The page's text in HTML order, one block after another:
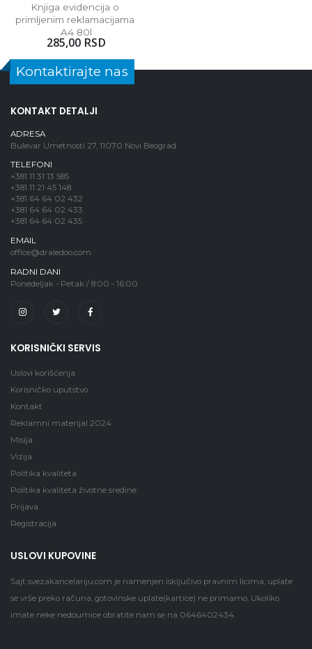
Knjiga evidencija o
primljenim reklamacijama
A4 80l
285,00 RSD
Kontaktirajte nas
KONTAKT DETALJI
ADRESA
Bulevar Umetnosti 27, 11070 Novi Beograd
TELEFONI
+381 11 31 13 585
+381 11 21 45 148
+381 64 64 02 432
+381 64 64 02 433
+381 64 64 02 435
EMAIL
office@draledoo.com
RADNI DANI
Ponedeljak - Petak / 8:00 - 16:00
KORISNIČKI SERVIS
Uslovi korišćenja
Korisničko uputstvo
Kontakt
Reklamni materijal 2024
Misija
Vizija
Politika kvaliteta
Politika kvaliteta životne sredine
Prijava
Registracija
USLOVI KUPOVINE
Sajt svezakancelariju.com je namenjen isključivo pravnim licima, uplate
se vrše preko računa, gotovinske uplate(kartice) ne primamo. Ukoliko
imate neke nedoumice obratite nam se na 0646402434.